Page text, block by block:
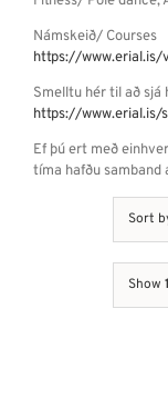
Námskeið/ Courses
https://www.erial.is/
Smelltu hér til að sjá
https://
Ef þú ert með
tíma hafðu samband
Sort
Show